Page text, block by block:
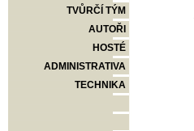
TVŮRČÍ TÝM
AUTOŘI
HOSTÉ
ADMINISTRATIVA
TECHNIKA